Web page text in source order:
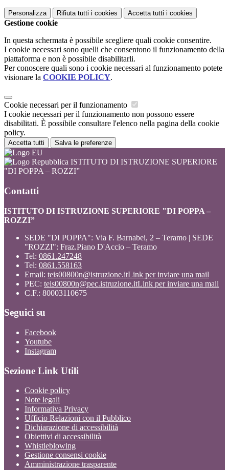
Personalizza Rifiuta tutti i cookies Accetta tutti i cookies
Gestione cookie
In questa schermata è possibile scegliere quali cookie consentire.
I cookie necessari sono quelli che consentono il funzionamento della
piattaforma e non è possibile disabilitarli.
Per conoscere quali sono i cookie necessari al funzionamento potete
visionare la COOKIE POLICY.
Cookie necessari per il funzionamento
I cookie necessari per il funzionamento non possono essere
disabilitati. È possibile consultare l'elenco nella pagina della cookie
policy.
Accetta tutti Salva le preferenze
ISTITUTO DI ISTRUZIONE SUPERIORE
"DI POPPA – ROZZI”
Contatti
ISTITUTO DI ISTRUZIONE SUPERIORE "DI POPPA –
ROZZI”
SEDE "DI POPPA": Via F. Barnabei, 2 – Teramo | SEDE
"ROZZI": Fraz.Piano D'Accio – Teramo
Tel: 0861.247248
Tel: 0861.558163
Email: teis00800n@istruzione.itLink per inviare una mail
PEC: teis00800n@pec.istruzione.itLink per inviare una mail
C.F.: 80003110675
Seguici su
Facebook
Youtube
Instagram
Sezione Link Utili
Cookie policy
Note legali
Informativa Privacy
Ufficio Relazioni con il Pubblico
Dichiarazione di accessibilità
Obiettivi di accessibilità
Whistleblowing
Gestione consensi cookie
Amministrazione trasparente